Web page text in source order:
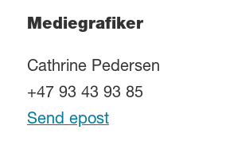
Mediegrafiker
Cathrine Pedersen
+47 93 43 93 85
Send epost